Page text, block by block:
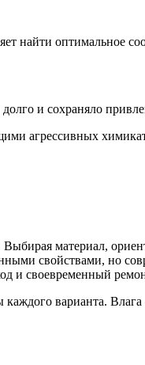
найти оптимальное
и сохраняло
агрессивных
материал,
свойствами, но
своевременный
варианта.